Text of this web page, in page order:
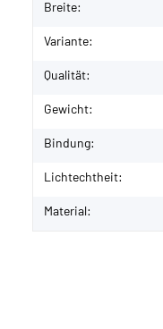
Breite:
Variante:
Qualität:
Gewicht:
Bindung:
Lichtechtheit:
Material: